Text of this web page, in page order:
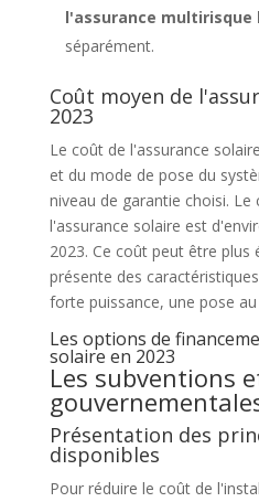
l'assurance
séparément.
Coût moyen de
2023
Le coût de l'assurance
et du mode de pose du
niveau de garantie choisi.
l'assurance solaire est
2023. Ce coût peut être plus
présente des
forte puissance, une pose
Les options de
solaire en 2023
Les subventions
Présentation des
disponibles
Pour réduire le coût de